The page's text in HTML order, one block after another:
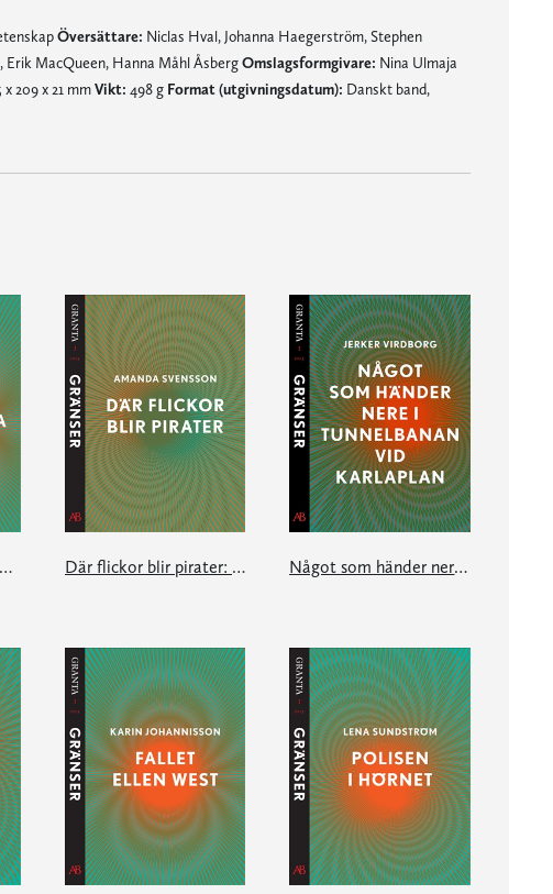
Översättare: Niclas Hval, Johanna Haegerström, Stephen
Erik MacQueen, Hanna Måhl ÅsbergOmslagsformgivare: Nina Ulmaja
x 209 x 21 mmVikt: 498 g Format (utgivningsdatum): Danskt band,
Nuestra Señora de la Asunción: en e-singel ur Granta #1 Där flickor blir pirater: en e-singel ur Granta #1 Något som händer nere i tunnelbanan vid Karlaplan: en e-singel ur Granta #1